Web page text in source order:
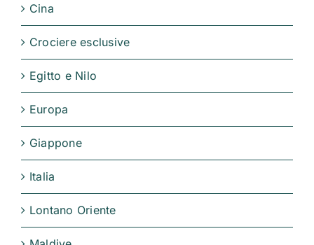
Cina
Crociere esclusive
Egitto e Nilo
Europa
Giappone
Italia
Lontano Oriente